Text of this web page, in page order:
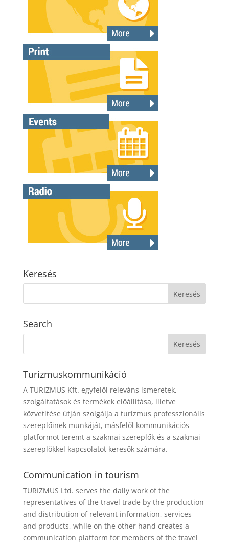
Keresés
Search
Turizmuskommunikáció
A TURIZMUS Kft. egyfelől releváns ismeretek,
szolgáltatások és termékek előállítása, illetve
közvetítése útján szolgálja a turizmus professzionális
szereplőinek munkáját, másfelől kommunikációs
platformot teremt a szakmai szereplők és a szakmai
szereplőkkel kapcsolatot keresők számára.
Communication in tourism
TURIZMUS Ltd. serves the daily work of the
representatives of the travel trade by the production
and distribution of relevant information, services
and products, while on the other hand creates a
communication platform for members of the travel